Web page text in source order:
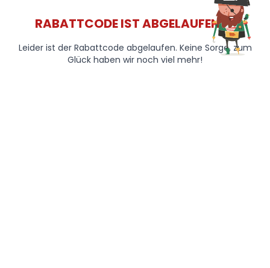
RABATTCODE IST ABGELAUFEN 😞
Leider ist der Rabattcode abgelaufen. Keine Sorge, zum
Glück haben wir noch viel mehr!